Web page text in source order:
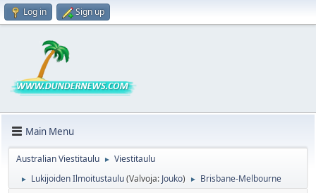
Log in Sign up
Main Menu
Australian Viestitaulu ► Viestitaulu
► Lukijoiden Ilmoitustaulu(Valvoja: Jouko) ► Brisbane-Melbourne